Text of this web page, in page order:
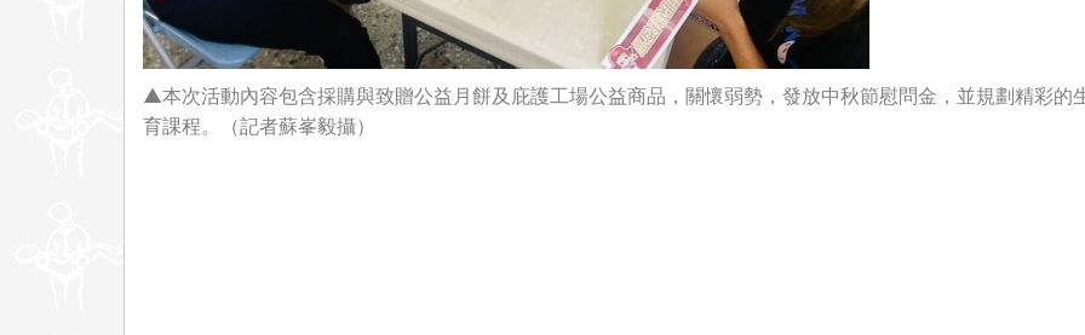
▲本次活動內容包含採購與致贈公益月餅及庇護工場公益商品，關懷弱勢，發放中秋節慰問金，並規劃精彩的
育課程。（記者蘇峯毅攝）